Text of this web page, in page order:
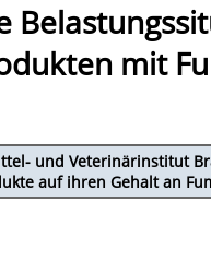
mit
und Veterinärinstitut
auf ihren Gehalt an